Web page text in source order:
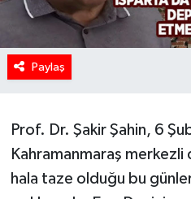
Paylaş
Prof. Dr. Şakir Şahin, 6
Kahramanmaraş merkezli
hala taze olduğu bu
Oyun
POLİTİKA
SAĞLIK